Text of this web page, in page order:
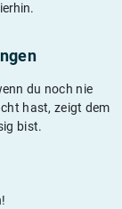
du noch nie
hast, zeigt dem
bist.